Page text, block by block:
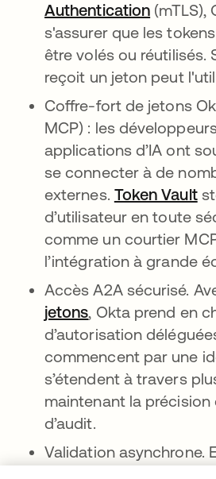
Authentication s’ouvre
(mTLS),
s'assurer que les
être volés ou réutilisés.
reçoit un jeton peut
Coffre-fort de jetons
MCP) : les
applications d’IA ont
se connecter à de
externes. Token Vault
d’utilisateur en toute
comme un courtier
l’intégration à grande
Accès A2A sécurisé.
jetons, Okta prend en
d’autorisation
commencent par une
s’étendent à travers
maintenant la
d’audit.
Validation asynchrone.